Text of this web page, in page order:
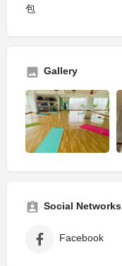
包
Gallery
Social Networks
Facebook